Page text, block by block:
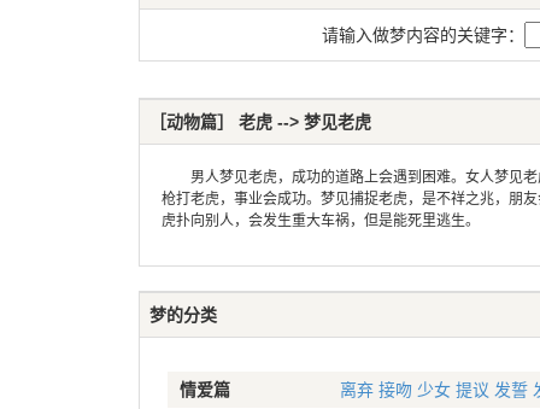
请输入做梦内容的关键字：
［动物篇］ 老虎 --> 梦见老虎
男人梦见老虎，成功的道路上会遇到困难。女人梦见老
枪打老虎，事业会成功。梦见捕捉老虎，是不祥之兆，朋
虎扑向别人，会发生重大车祸，但是能死里逃生。
梦的分类
情爱篇 离弃 接吻 少女 提议 发誓